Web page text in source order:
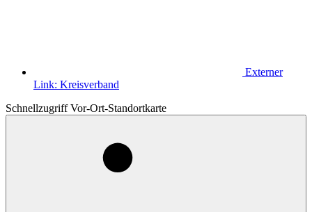
Externer
Link: Kreisverband
Schnellzugriff Vor-Ort-Standortkarte